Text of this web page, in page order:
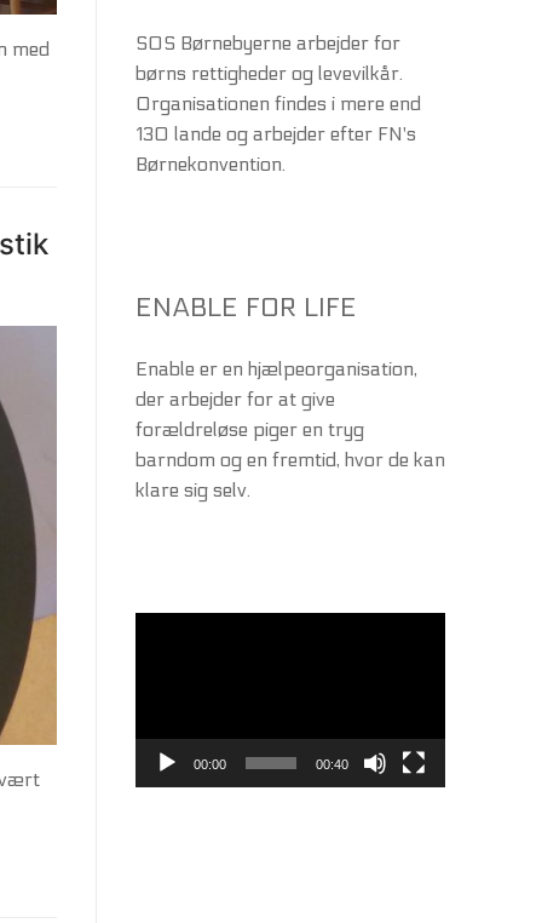
med
SOS Børnebyerne arbejder for
børns rettigheder og levevilkår.
Organisationen findes i mere end
130 lande og arbejder efter FN's
Børnekonvention.
ENABLE FOR LIFE
Enable er en hjælpeorganisation,
der arbejder for at give
forældreløse piger en tryg
barndom og en fremtid, hvor de kan
klare sig selv.
00:00 00:40